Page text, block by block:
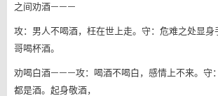
之间劝酒———
攻：男人不喝酒，枉在世上走。守：危难之处显身
哥喝杯酒。
劝喝白酒———攻：喝酒不喝白，感情上不来。守
都是酒。起身敬酒，